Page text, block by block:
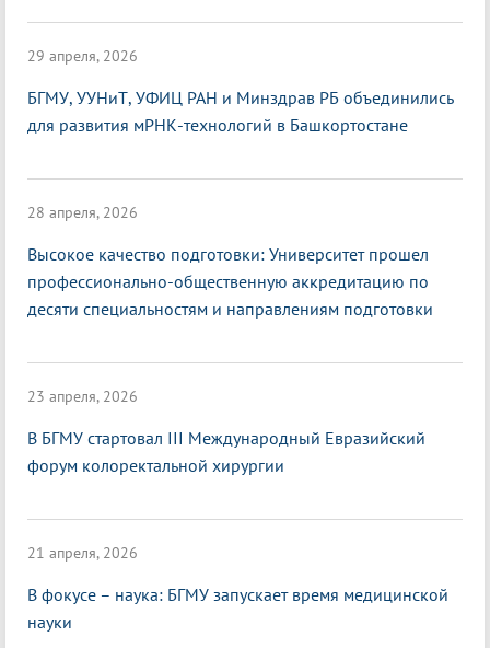
29 апреля, 2026
БГМУ, УУНиТ, УФИЦ РАН и Минздрав РБ объединились
для развития мРНК-технологий в Башкортостане
28 апреля, 2026
Высокое качество подготовки: Университет прошел
профессионально-общественную аккредитацию по
десяти специальностям и направлениям подготовки
23 апреля, 2026
В БГМУ стартовал III Международный Евразийский
форум колоректальной хирургии
21 апреля, 2026
В фокусе – наука: БГМУ запускает время медицинской
науки